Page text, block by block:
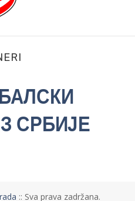
:: Sva prava zadržana.